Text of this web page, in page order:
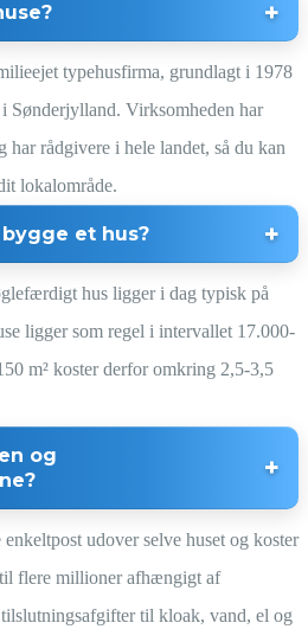
typehusfirma, grundlagt i 1978
Sønderjylland. Virksomheden har
rådgivere i hele landet, så du kan
lokalområde.
et hus?
hus ligger i dag typisk på
ligger som regel i intervallet 17.000-
m² koster derfor omkring 2,5-3,5
og
udover selve huset og koster
flere millioner afhængigt af
til kloak, vand, el og